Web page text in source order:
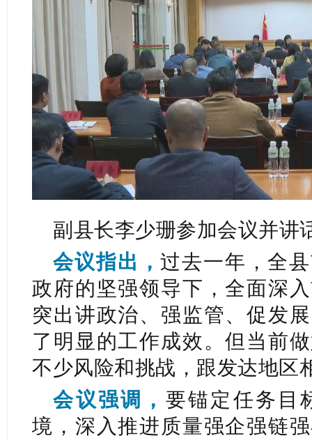
副县长李少珊参加会议并讲
会议指出，过去一年，全
政府的坚强领导下，全面深
突出讲政治、强监管、促发
了明显的工作成效。但当前
不少风险和挑战，跟发达地区
会议强调， 要锚定任务目
境，深入推进质量强企强链